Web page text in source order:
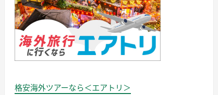
格安海外ツアーなら＜エアトリ＞